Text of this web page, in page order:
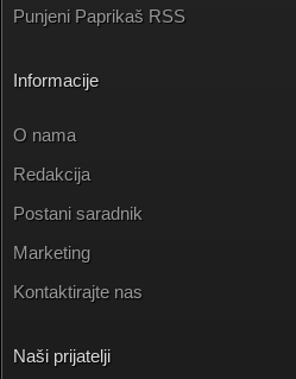
Punjeni Paprikaš RSS
Informacije
O nama
Redakcija
Postani saradnik
Marketing
Kontaktirajte nas
Naši prijatelji